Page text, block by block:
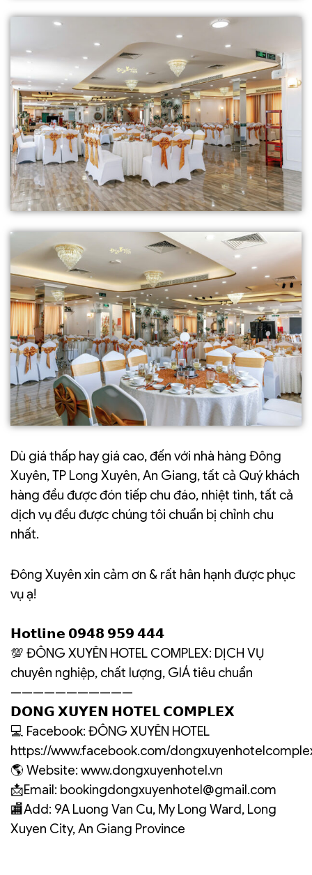
Dù giá thấp hay giá cao, đến với nhà hàng Đông
Xuyên, TP Long Xuyên, An Giang, tất cả Quý khách
hàng đều được đón tiếp chu đáo, nhiệt tình, tất cả
dịch vụ đều được chúng tôi chuẩn bị chỉnh chu
nhất.
Đông Xuyên xin cảm ơn & rất hân hạnh được phục
vụ ạ!
𝗛𝗼𝘁𝗹𝗶𝗻𝗲 𝟬𝟵𝟰𝟴 𝟵𝟱𝟵 𝟰𝟰𝟰
💯 ĐÔNG XUYÊN HOTEL COMPLEX: DỊCH VỤ
chuyên nghiệp, chất lượng, GIÁ tiêu chuẩn
———————————
𝗗𝗢𝗡𝗚 𝗫𝗨𝗬𝗘𝗡 𝗛𝗢𝗧𝗘𝗟 𝗖𝗢𝗠𝗣𝗟𝗘𝗫
💻 Facebook: ĐÔNG XUYÊN HOTEL
https://www.facebook.com/
🌎 Website: www.dongxuyenhotel.vn
📩Email: bookingdongxuyenhotel@gmail.com
🏬Add: 9A Luong Van Cu, My Long Ward, Long
Xuyen City, An Giang Province